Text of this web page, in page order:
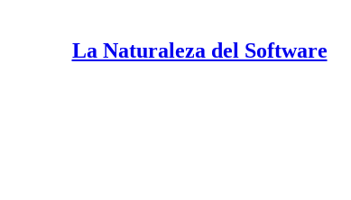
La Naturaleza del Software